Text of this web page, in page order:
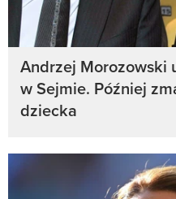
Andrzej Morozowski
w Sejmie. Później
dziecka